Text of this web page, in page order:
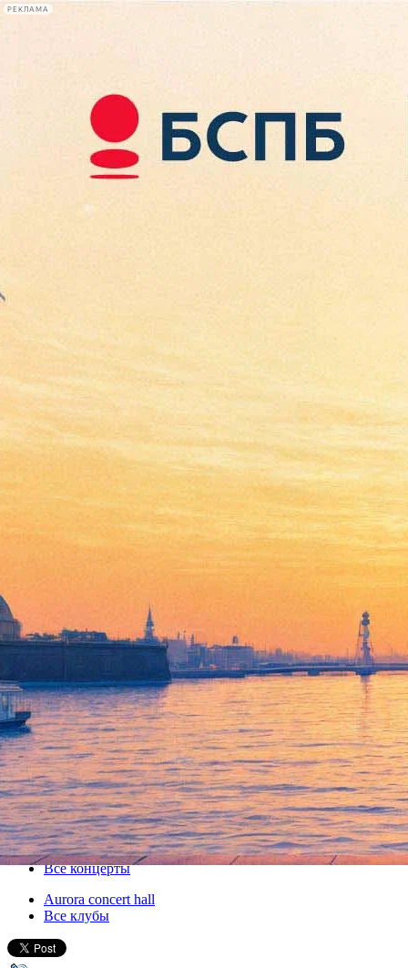
РЕКЛАМА
Сегодня:
2026.08.07
08:05
Афиша Plus
Рокеры Guano Apes отметят с
петербуржцами 25-летие
16 ноября 2019, суббота,19.00
Версия для печати
Все концерты
Aurora concert hall
Все клубы